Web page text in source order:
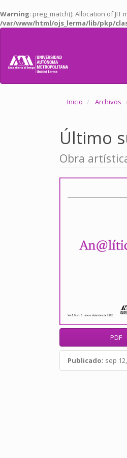
Warning: preg_match(): Allocation of
/var/www/html/ojs_lerma/lib/pkp/
Salto
contenido
página
Inicio Archivos
Último
Obra
Barra
lateral
PDF
Publicado: sep